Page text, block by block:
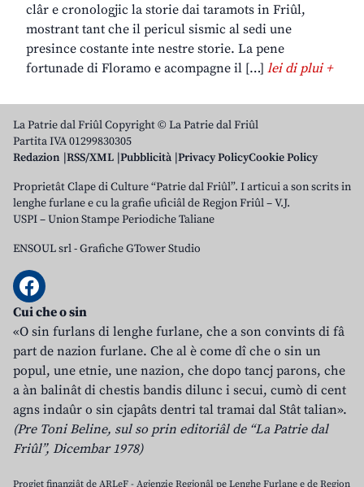
clâr e cronologjic la storie dai taramots in Friûl,
mostrant tant che il pericul sismic al sedi une
presince costante inte nestre storie. La pene
fortunade di Floramo e acompagne il […] lei di plui +
La Patrie dal Friûl Copyright © La Patrie dal Friûl
Partita IVA 01299830305
Redazion RSS/XML Pubblicità Privacy PolicyCookie Policy
Proprietât Clape di Culture “Patrie dal Friûl”. I articui a son scrits in
lenghe furlane e cu la grafie uficiâl de Regjon Friûl – V.J.
USPI – Union Stampe Periodiche Taliane
ENSOUL srl-Grafiche GTower Studio
Cui che o sin
«O sin furlans di lenghe furlane, che a son convints di fâ
part de nazion furlane. Che al è come dî che o sin un
popul, une etnie, une nazion, che dopo tancj parons, che
a àn balinât di chestis bandis dilunc i secui, cumò di cent
agns indaûr o sin cjapâts dentri tal tramai dal Stât talian».
(Pre Toni Beline, sul so prin editoriâl de “La Patrie dal
Friûl”, Dicembar 1978)
Progjet finanziât de ARLeF - Agjenzie Regjonâl pe Lenghe Furlane e de Regjon